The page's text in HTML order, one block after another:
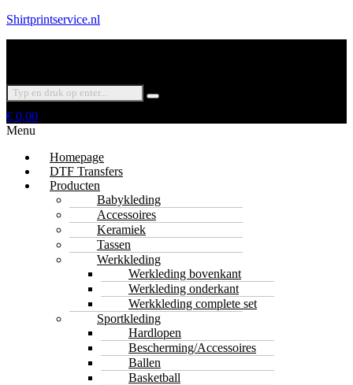
Shirtprintservice.nl
€ 0,00
Menu
Homepage
DTF Transfers
Producten
Babykleding
Accessoires
Keramiek
Tassen
Werkkleding
Werkleding bovenkant
Werkleding onderkant
Werkkleding complete set
Sportkleding
Hardlopen
Bescherming/Accessoires
Ballen
Basketball